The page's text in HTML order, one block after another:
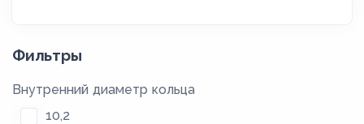
Фильтры
Внутренний диаметр кольца
10,2